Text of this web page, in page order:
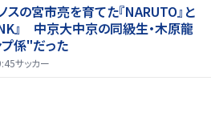
スの宮市亮を育てた『NARUTO』と
』 中京大中京の同級生・木原龍
係"だった
サッカー